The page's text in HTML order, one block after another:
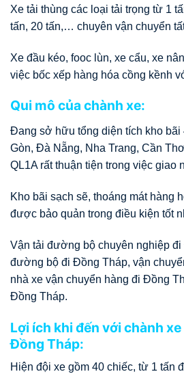
Xe tải thùng các loại tải trọng từ 1
tấn, 20 tấn,… chuyên vận chuyển
Xe đầu kéo, fooc lùn, xe cẩu, xe
việc bốc xếp hàng hóa cồng kềnh
Qui mô của chành xe:
Đang sở hữu tổng diện tích kho bãi
Gòn, Đà Nẵng, Nha Trang, Cần
QL1A rất thuận tiện trong việc giao
Kho bãi sạch sẽ, thoáng mát hàng
được bảo quản trong điều kiện tốt
Vận tải đường bộ chuyên nghiệp
đường bộ đi Đồng Tháp, vận
nhà xe vận chuyển hàng đi Đồng
Đồng Tháp.
Lợi ích khi đến với chành
Đồng Tháp:
Hiện đội xe gồm 40 chiếc, từ 1 tấn